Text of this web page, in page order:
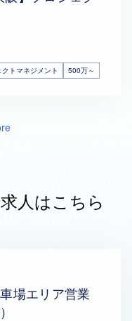
トマネジメント 500万～
人はこちら
場エリア営業